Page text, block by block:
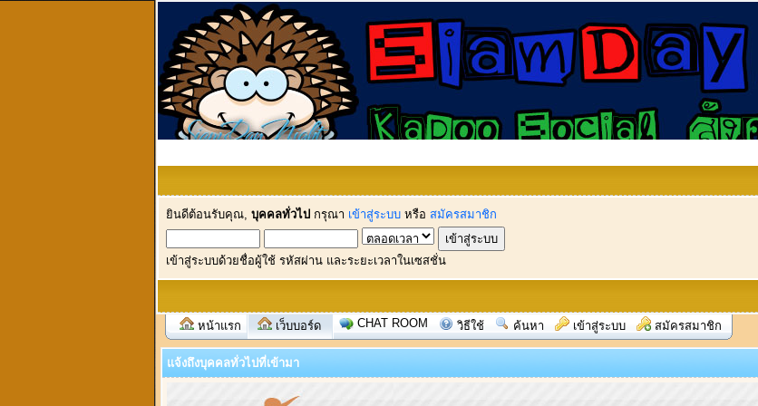
ยินดีต้อนรับคุณ, บุคคลทั่วไป กรุณา เข้าสู่ระบบ หรือ สมัครสมาชิก
เข้าสู่ระบบด้วยชื่อผู้ใช้ รหัสผ่าน และระยะเวลาในเซสชั่น
หน้าแรก เว็บบอร์ด CHAT ROOM วิธีใช้ ค้นหา เข้าสู่ระบบ สมัครสมาชิก
แจ้งถึงบุคคลทั่วไปที่เข้ามา